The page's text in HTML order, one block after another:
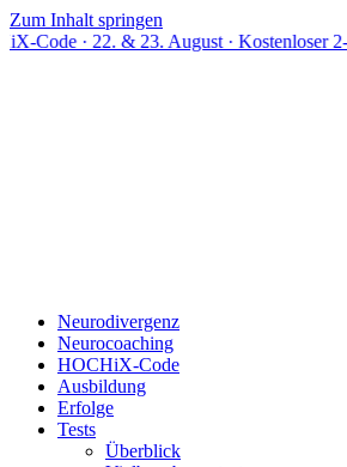
Zum Inhalt springen
& 23. August · Kostenloser 2-Tage-
Neurodivergenz
Neurocoaching
HOCHiX-Code
Ausbildung
Erfolge
Tests
Überblick